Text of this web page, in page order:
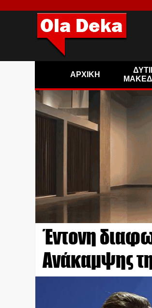
ΑΡΧΙΚΗ
Έντονη
Ανάκαμψης